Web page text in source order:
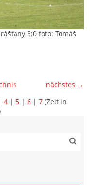
3:0 foto: Tomáš
nächstes →
| 4 | 5 | 6 | 7 (Zeit in